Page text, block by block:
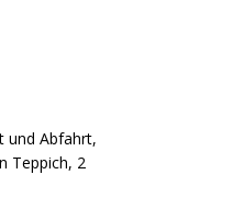
und Abfahrt,
Teppich, 2